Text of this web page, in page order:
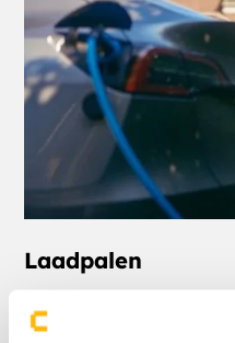
Laadpalen
Censo regelt het voor